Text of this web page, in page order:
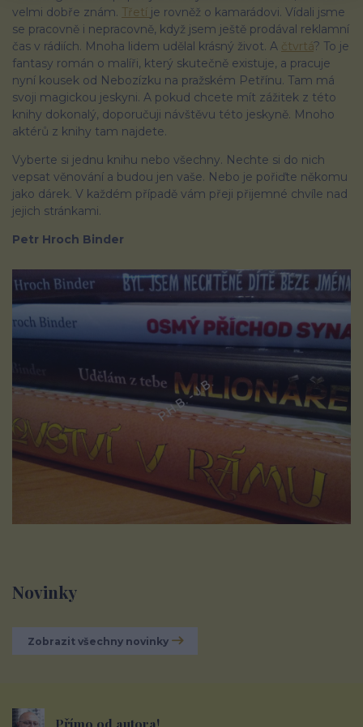
Novinky
Zobrazit všechny novinky
velmi dobře znám. Třetí je rovněž o kamarádovi. Vídali jsme
se pracovně i nepracovně, když jsem ještě prodával reklamní
čas v rádiích. Mnoha lidem udělal krásný život. A čtvrtá? To je
fantasy román o malíři, který skutečně existuje, a pracuje
nyní kousek od Nebozízku na pražském Petřínu. Tam má
svoji magickou jeskyni. A pokud chcete mít zážitek z této
knihy dokonalý, doporučuji návštěvu této jeskyně. Mnoho
aktérů z knihy tam najdete.
Vyberte si jednu knihu nebo všechny. Nechte si do nich
vepsat věnování a budou jen vaše. Nebo je pořiďte někomu
jako dárek. V každém případě vám přeji přijemné chvíle nad
jejich stránkami.
Petr Hroch Binder
Přímo od autora!